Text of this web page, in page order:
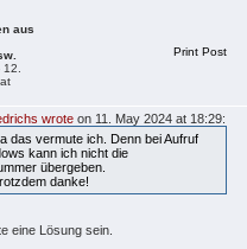
aus
12.
Print Post
wrote on 11. May 2024 at 18:29:
das vermute ich. Denn bei Aufruf
kann ich nicht die
übergeben.
danke!
eine Lösung sein.